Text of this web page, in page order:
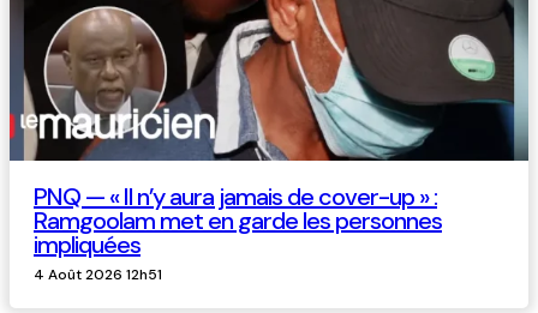
PNQ — « Il n’y aura jamais de cover-up » :
Ramgoolam met en garde les personnes
impliquées
4 Août 2026 12h51